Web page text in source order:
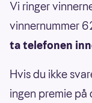
Vi ringer
vinnernummer
ta telefonen
Hvis du ikke
ingen premie på